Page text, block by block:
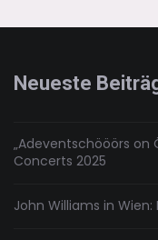
Neueste
„Adeventschööörs on
Concerts 2025
John Williams in